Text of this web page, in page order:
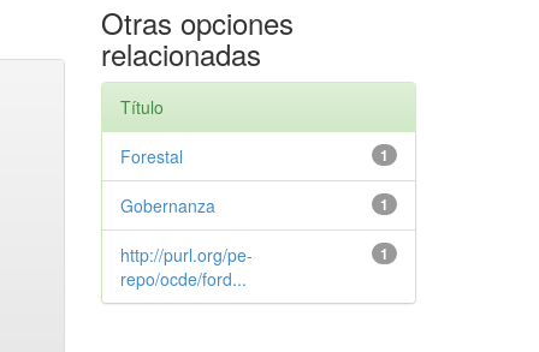
Otras opciones
relacionadas
Título
1
Forestal
1
Gobernanza
1
http://purl.org/pe-
repo/ocde/ford...